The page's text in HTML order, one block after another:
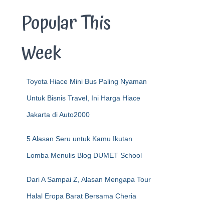
Popular This
Week
Toyota Hiace Mini Bus Paling Nyaman
Untuk Bisnis Travel, Ini Harga Hiace
Jakarta di Auto2000
5 Alasan Seru untuk Kamu Ikutan
Lomba Menulis Blog DUMET School
Dari A Sampai Z, Alasan Mengapa Tour
Halal Eropa Barat Bersama Cheria